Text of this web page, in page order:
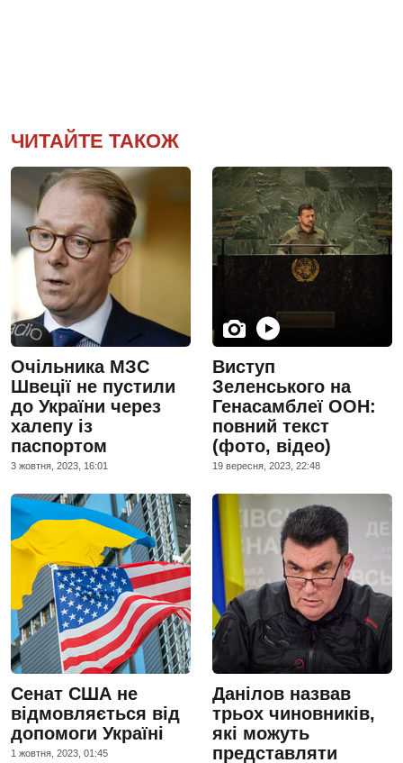
ЧИТАЙТЕ ТАКОЖ
Очільника МЗС
Швеції не пустили
до України через
халепу із
паспортом
3 жовтня, 2023, 16:01
Виступ
Зеленського на
Генасамблеї ООН:
повний текст
(фото, відео)
19 вересня, 2023, 22:48
Сенат США не
відмовляється від
допомоги Україні
1 жовтня, 2023, 01:45
Данілов назвав
трьох чиновників,
які можуть
представляти